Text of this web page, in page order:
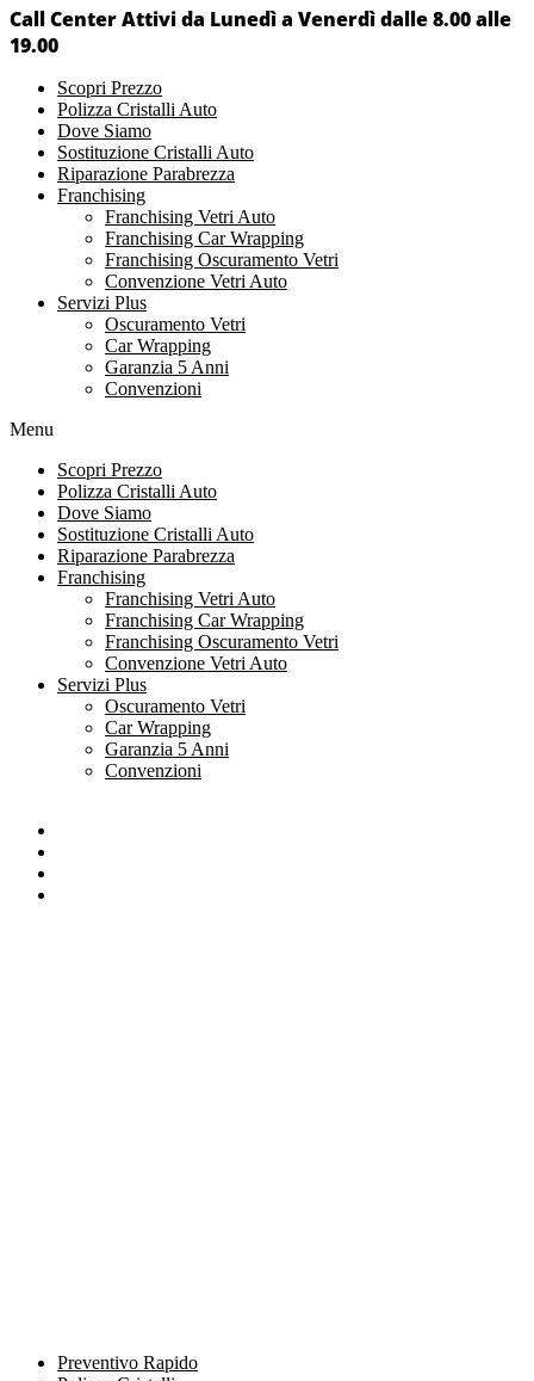
Call Center Attivi da Lunedì a Venerdì dalle 8.00 alle
19.00
Scopri Prezzo
Polizza Cristalli Auto
Dove Siamo
Sostituzione Cristalli Auto
Riparazione Parabrezza
Franchising
Franchising Vetri Auto
Franchising Car Wrapping
Franchising Oscuramento Vetri
Convenzione Vetri Auto
Servizi Plus
Oscuramento Vetri
Car Wrapping
Garanzia 5 Anni
Convenzioni
Menu
Scopri Prezzo
Polizza Cristalli Auto
Dove Siamo
Sostituzione Cristalli Auto
Riparazione Parabrezza
Franchising
Franchising Vetri Auto
Franchising Car Wrapping
Franchising Oscuramento Vetri
Convenzione Vetri Auto
Servizi Plus
Oscuramento Vetri
Car Wrapping
Garanzia 5 Anni
Convenzioni
Preventivo Rapido